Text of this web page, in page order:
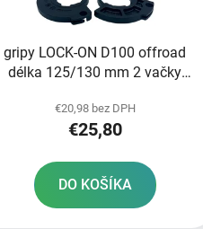
gripy LOCK-ON D100 offroad
délka 125/130 mm 2 vačky
€20,98 bez DPH
€25,80
DO KOŠÍKA